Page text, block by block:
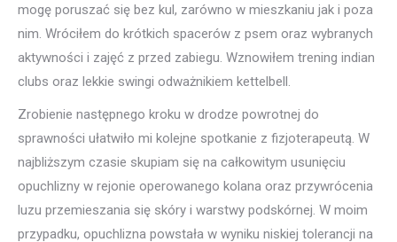
mogę poruszać się bez kul, zarówno w mieszkaniu jak i poza
nim. Wróciłem do krótkich spacerów z psem oraz wybranych
aktywności i zajęć z przed zabiegu. Wznowiłem trening indian
clubs oraz lekkie swingi odważnikiem kettelbell.
Zrobienie następnego kroku w drodze powrotnej do
sprawności ułatwiło mi kolejne spotkanie z fizjoterapeutą. W
najbliższym czasie skupiam się na całkowitym usunięciu
opuchlizny w rejonie operowanego kolana oraz przywrócenia
luzu przemieszania się skóry i warstwy podskórnej. W moim
przypadku, opuchlizna powstała w wyniku niskiej tolerancji na